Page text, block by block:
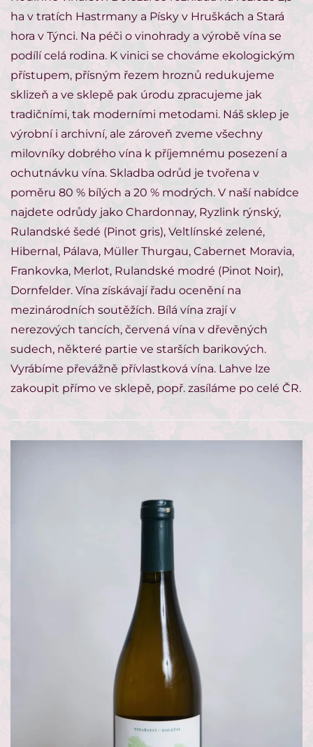
ha v tratích Hastrmany a Písky v Hruškách a Stará
hora v Týnci. Na péči o vinohrady a výrobě vína se
podílí celá rodina. K vinici se chováme ekologickým
přístupem, přísným řezem hroznů redukujeme
sklizeň a ve sklepě pak úrodu zpracujeme jak
tradičními, tak moderními metodami. Náš sklep je
výrobní i archivní, ale zároveň zveme všechny
milovníky dobrého vína k příjemnému posezení a
ochutnávku vína. Skladba odrůd je tvořena v
poměru 80 % bílých a 20 % modrých. V naší nabídce
najdete odrůdy jako Chardonnay, Ryzlink rýnský,
Rulandské šedé (Pinot gris), Veltlínské zelené,
Hibernal, Pálava, Müller Thurgau, Cabernet Moravia,
Frankovka, Merlot, Rulandské modré (Pinot Noir),
Dornfelder. Vína získávají řadu ocenění na
mezinárodních soutěžích. Bílá vína zrají v
nerezových tancích, červená vína v dřevěných
sudech, některé partie ve starších barikových.
Vyrábíme převážně přívlastková vína. Lahve lze
zakoupit přímo ve sklepě, popř. zasíláme po celé ČR.